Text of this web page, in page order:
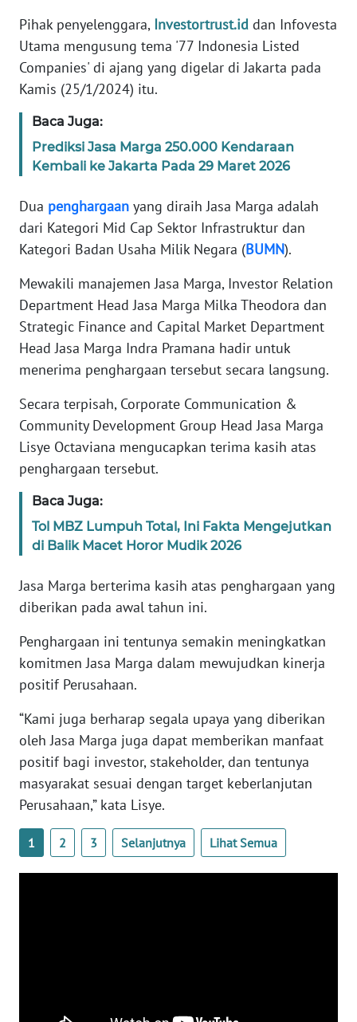
Pihak penyelenggara, Investortrust.id dan Infovesta
Utama mengusung tema '77 Indonesia Listed
Companies' di ajang yang digelar di Jakarta pada
Kamis (25/1/2024) itu.
Baca Juga:
Prediksi Jasa Marga 250.000 Kendaraan
Kembali ke Jakarta Pada 29 Maret 2026
Dua penghargaan yang diraih Jasa Marga adalah
dari Kategori Mid Cap Sektor Infrastruktur dan
Kategori Badan Usaha Milik Negara (BUMN).
Mewakili manajemen Jasa Marga, Investor Relation
Department Head Jasa Marga Milka Theodora dan
Strategic Finance and Capital Market Department
Head Jasa Marga Indra Pramana hadir untuk
menerima penghargaan tersebut secara langsung.
Secara terpisah, Corporate Communication &
Community Development Group Head Jasa Marga
Lisye Octaviana mengucapkan terima kasih atas
penghargaan tersebut.
Baca Juga:
Tol MBZ Lumpuh Total, Ini Fakta Mengejutkan
di Balik Macet Horor Mudik 2026
Jasa Marga berterima kasih atas penghargaan yang
diberikan pada awal tahun ini.
Penghargaan ini tentunya semakin meningkatkan
komitmen Jasa Marga dalam mewujudkan kinerja
positif Perusahaan.
“Kami juga berharap segala upaya yang diberikan
oleh Jasa Marga juga dapat memberikan manfaat
positif bagi investor, stakeholder, dan tentunya
masyarakat sesuai dengan target keberlanjutan
Perusahaan,” kata Lisye.
1 2 3 Selanjutnya Lihat Semua
KONTAK
KAMI
IKLAN
TENTANG
PEDOMAN
MEDIA
SIBER
REDAKSI
KARIR
Wahana
News
Regional
WN
SUMUT
JABAR
WN
BANTEN
WN
NTT
WN
KEPRI
WN
PAPUA